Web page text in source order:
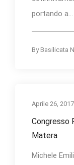
portando a...
By Basilicata
Aprile 26, 2017
Congresso
Matera
Michele